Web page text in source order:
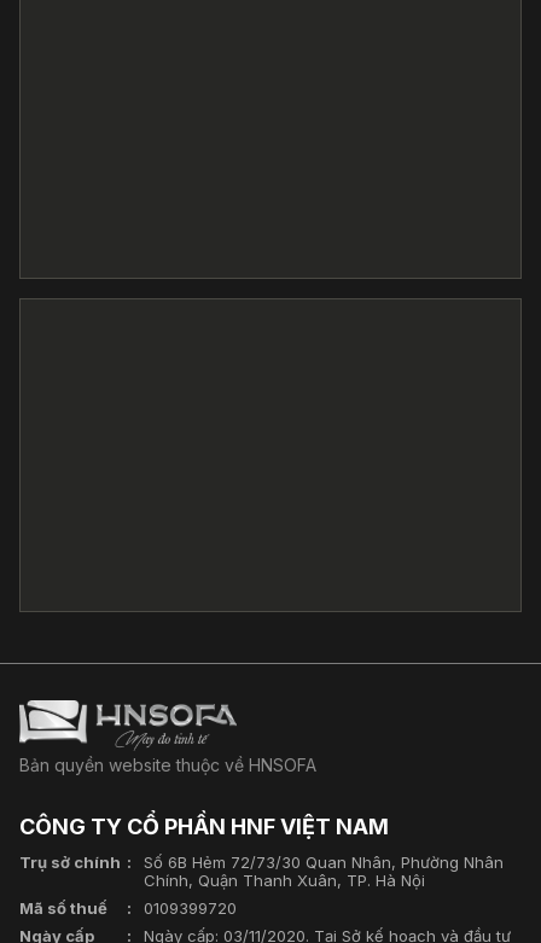
Bản quyền website thuộc về HNSOFA
CÔNG TY CỔ PHẦN HNF VIỆT NAM
Trụ sở chính
Số 6B Hẻm 72/73/30 Quan Nhân, Phường Nhân
Chính, Quận Thanh Xuân, TP. Hà Nội
Mã số thuế
0109399720
Ngày cấp
Ngày cấp: 03/11/2020. Tại Sở kế hoạch và đầu tư